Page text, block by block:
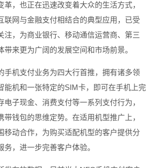
革，也正在迅速改变着大众的生活方式，
联网与金融支付相结合的典型应用，已受
注，为商业银行、移动通信运营商、第三
带来更为广阔的发展空间和市场前景。
手机支付业务为四大行首推，拥有诸多领
能机和一张特定的SIM卡，即可在手机上完
电子现金、消费支付等一系列支付行为，
带钱包的思维定势。在适用机型推广上，
移动合作，为购买适配机型的客户提供分
，进一步完善客户体验。